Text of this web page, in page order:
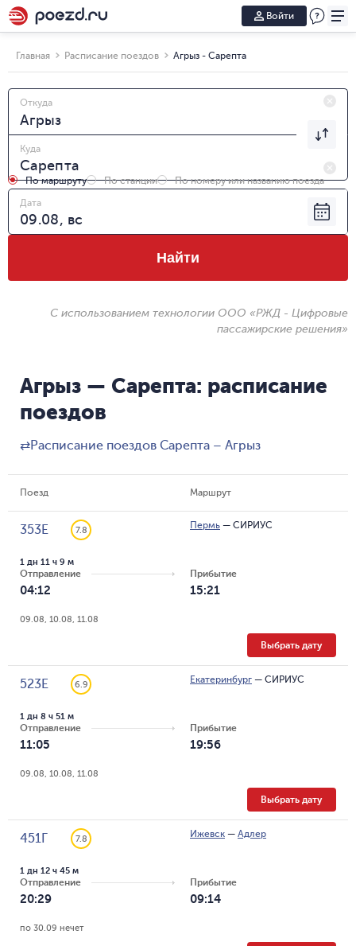
Войти
Главная Расписание поездов Агрыз - Сарепта
Откуда
Куда
По маршруту По станции
По номеру или названию поезда
Дата
Найти
С использованием технологии ООО «РЖД - Цифровые
пассажирские решения»
Агрыз — Сарепта: расписание
поездов
⇄Расписание поездов Сарепта – Агрыз
Поезд Маршрут
353Е 7.8 Пермь — СИРИУС
Отправление
04:12
1 дн 11 ч 9 м
Прибытие
15:21
09.08, 10.08, 11.08
Выбрать дату
523Е 6.9 Екатеринбург — СИРИУС
Отправление
11:05
1 дн 8 ч 51 м
Прибытие
19:56
09.08, 10.08, 11.08
Выбрать дату
451Г 7.8 Ижевск — Адлер
Отправление
20:29
1 дн 12 ч 45 м
Прибытие
09:14
по 30.09 нечет